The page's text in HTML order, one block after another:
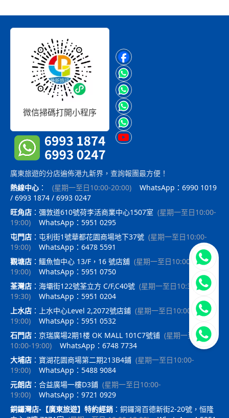
微信掃碼打開小程序
廣東旅遊的分店遍佈港九新界，查詢報團最方便！
熱線中心 ： (星期一至日10:00-20:00)
WhatsApp：6990 1019
/ 6993 1874 / 6993 0247
旺角店 ： 彌敦道610號荷李活商業中心1507室 (星期一至日10:00-
19:00)
WhatsApp：5951 0295
屯門店 ： 屯利街1號華都花園商場地下37號 (星期一至日10:00-
19:00)
WhatsApp：6478 5591
觀塘店 ： 鱷魚恤中心 13/F，16 號店舖 (星期一至日10:00-
19:00)
WhatsApp：5951 0750
荃灣店 ： 海壩街122號荃立方 C/F,C40號 (星期一至日10:30-
19:30)
WhatsApp：5951 0204
上水店 ： 上水中心Level 2,2072號店鋪 (星期一至日10:00-
19:00)
WhatsApp：5951 0532
石門店 ： 京瑞廣場2期1楼 OK MALL 101C7號铺 (星期一至日
10:00-19:00)
WhatsApp：6748 7734
大埔店 ： 寶湖花園商場第二期213B4鋪 (星期一至日10:00-
19:00)
WhatsApp：5488 9084
元朗店 ： 合益廣場一樓D3鋪 (星期一至日10:00-
19:00)
WhatsApp：9721 0929
銅鑼灣店-【廣東旅遊】特約經銷 ： 銅鑼灣百德新街2-20號，恒隆
立即